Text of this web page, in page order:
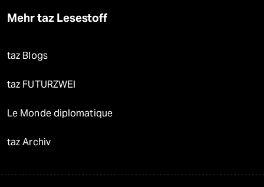
Mehr taz Lesestoff
taz Blogs
taz FUTURZWEI
Le Monde diplomatique
taz Archiv